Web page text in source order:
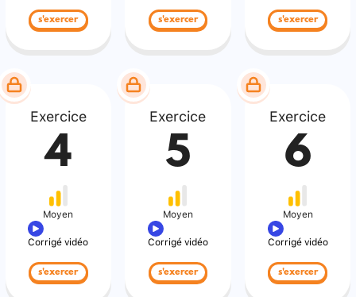
s'exercer s'exercer s'exercer
Exercice
4
Moyen
Corrigé vidéo
s'exercer
Exercice
5
Moyen
Corrigé vidéo
s'exercer
Exercice
6
Moyen
Corrigé vidéo
s'exercer